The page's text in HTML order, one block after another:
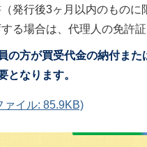
発行後3ヶ月以内のものに
る場合は、代理人の免許
の方が買受代金の納付ま
となります。
ァイル: 85.9KB)